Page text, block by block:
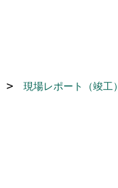
現場レポート（竣工）